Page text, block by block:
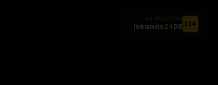
EIN PROJEKT VON
lokando24DE L24